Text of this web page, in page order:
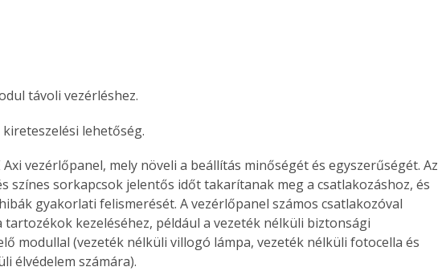
távoli vezérléshez.
lehetőség.
Axi vezérlőpanel, mely növeli a beállítás minőségét és egyszerűségét. Az
színes sorkapcsok jelentős időt takarítanak meg a csatlakozáshoz, és
gyakorlati felismerését. A vezérlőpanel számos csatlakozóval
tartozékok kezeléséhez, például a vezeték nélküli biztonsági
modullal (vezeték nélküli villogó lámpa, vezeték nélküli fotocella és
élvédelem számára).